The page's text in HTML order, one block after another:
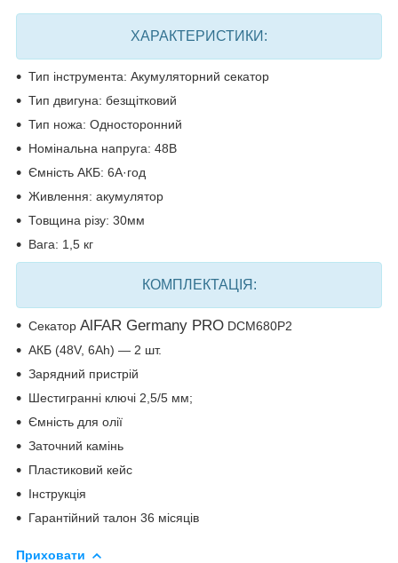
ХАРАКТЕРИСТИКИ:
Тип інструмента: Акумуляторний секатор
Тип двигуна: безщітковий
Тип ножа: Односторонний
Номінальна напруга: 48В
Ємність АКБ: 6А·год
Живлення: акумулятор
Товщина різу: 30мм
Вага: 1,5 кг
КОМПЛЕКТАЦІЯ :
Секатор AlFAR Germany PRO DCM680P2
АКБ (48V, 6Ah) — 2 шт.
Зарядний пристрій
Шестигранні ключі 2,5/5 мм;
Ємність для олії
Заточний камінь
Пластиковий кейс
Інструкція
Гарантійний талон 36 місяців
Приховати